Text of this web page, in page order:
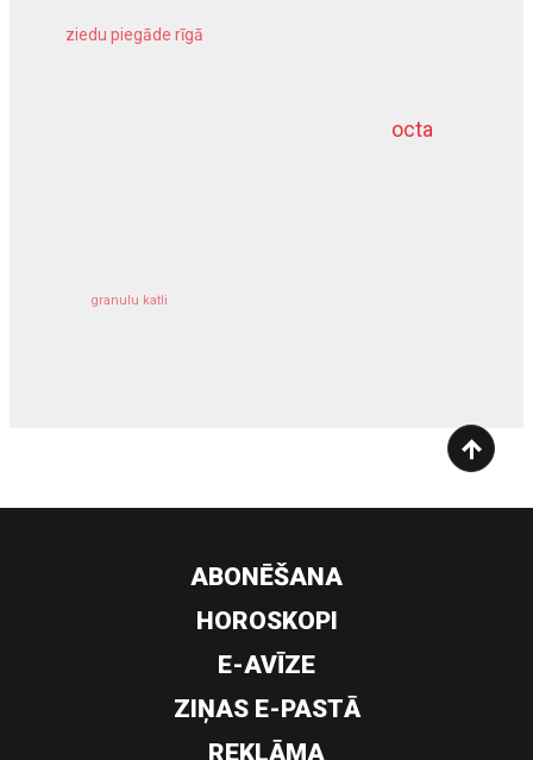
octa
ziedu piegāde rīgā
granulu katli
dziļurbums
ABONĒŠANA
HOROSKOPI
E-AVĪZE
ZIŅAS E-PASTĀ
REKLĀMA